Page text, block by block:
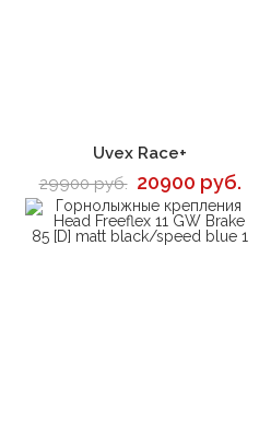
В корзину
Uvex Race+
29900 руб. 20900 руб.